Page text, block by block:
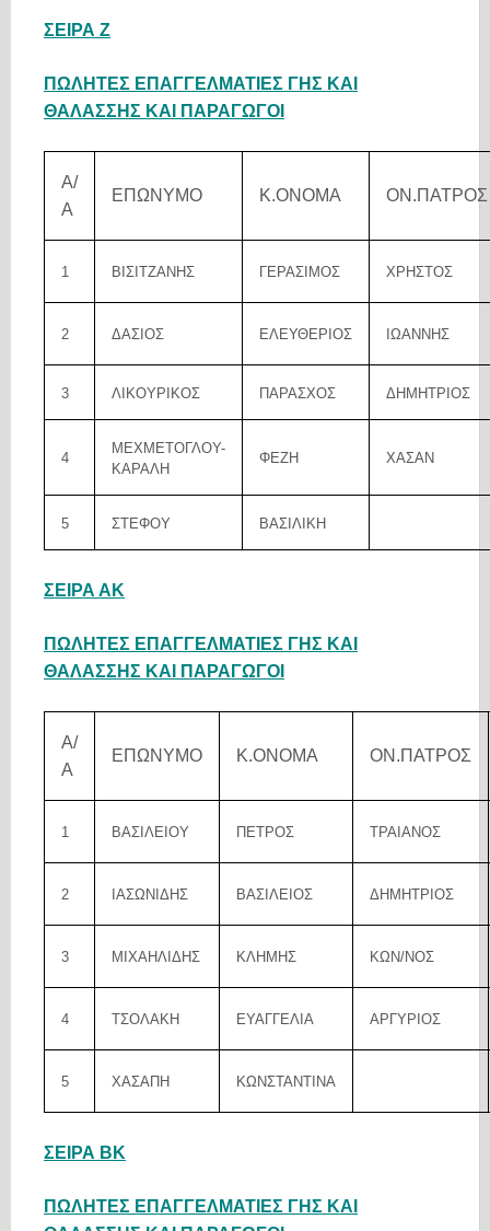
ΣΕΙΡΑ Ζ
ΠΩΛΗΤΕΣ ΕΠΑΓΓΕΛΜΑΤΙΕΣ ΓΗΣ ΚΑΙ
ΘΑΛΑΣΣΗΣ ΚΑΙ ΠΑΡΑΓΩΓΟΙ
Α/
Α
ΕΠΩΝΥΜΟ Κ.ΟΝΟΜΑ ΟΝ.ΠΑΤΡΟΣ
1 ΒΙΣΙΤΖΑΝΗΣ ΓΕΡΑΣΙΜΟΣ ΧΡΗΣΤΟΣ
2 ΔΑΣΙΟΣ ΕΛΕΥΘΕΡΙΟΣ ΙΩΑΝΝΗΣ
3 ΛΙΚΟΥΡΙΚΟΣ ΠΑΡΑΣΧΟΣ ΔΗΜΗΤΡΙΟΣ
4
ΜΕΧΜΕΤΟΓΛΟΥ-
ΚΑΡΑΛΗ
ΦΕΖΗ ΧΑΣΑΝ
5 ΣΤΕΦΟΥ ΒΑΣΙΛΙΚΗ
ΣΕΙΡΑ ΑΚ
ΠΩΛΗΤΕΣ ΕΠΑΓΓΕΛΜΑΤΙΕΣ ΓΗΣ ΚΑΙ
ΘΑΛΑΣΣΗΣ ΚΑΙ ΠΑΡΑΓΩΓΟΙ
Α/
Α
ΕΠΩΝΥΜΟ Κ.ΟΝΟΜΑ ΟΝ.ΠΑΤΡΟΣ
1 ΒΑΣΙΛΕΙΟΥ ΠΕΤΡΟΣ ΤΡΑΙΑΝΟΣ
2 ΙΑΣΩΝΙΔΗΣ ΒΑΣΙΛΕΙΟΣ ΔΗΜΗΤΡΙΟΣ
3 ΜΙΧΑΗΛΙΔΗΣ ΚΛΗΜΗΣ ΚΩΝ/ΝΟΣ
4 ΤΣΟΛΑΚΗ ΕΥΑΓΓΕΛΙΑ ΑΡΓΥΡΙΟΣ
5 ΧΑΣΑΠΗ ΚΩΝΣΤΑΝΤΙΝΑ
ΣΕΙΡΑ ΒΚ
ΠΩΛΗΤΕΣ ΕΠΑΓΓΕΛΜΑΤΙΕΣ ΓΗΣ ΚΑΙ